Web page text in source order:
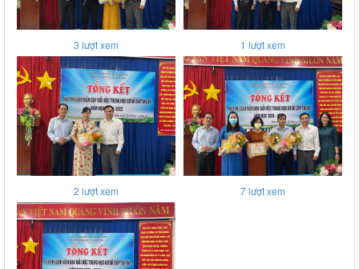
3 lượt xem 1 lượt xem
2 lượt xem 7lượt xem